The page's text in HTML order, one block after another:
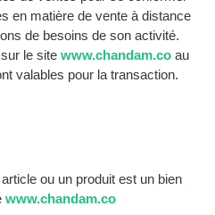
en matière de vente à distance
de besoins de son activité.
sur le sitewww.chandam.co au
valables pour la transaction.
ou un produit est un bien
www.chandam.co